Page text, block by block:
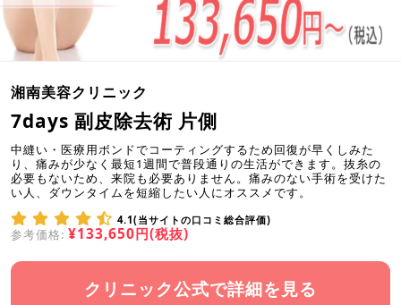
湘南美容クリニック
7days 副皮除去術 片側
中縫い・医療用ボンドでコーティングするため回復が早くしみた
り、痛みが少なく最短1週間で普段通りの生活ができます。抜糸の
必要もないため、来院も必要ありません。痛みのない手術を受けた
い人、ダウンタイムを短縮したい人にオススメです。
4.1(当サイトの口コミ総合評価)
参考価格: ¥133,650円(税抜)
クリニック公式で詳細を見る